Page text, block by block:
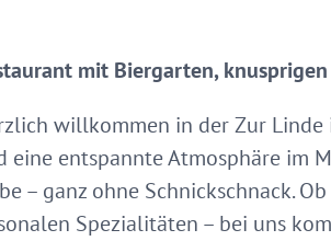
mit Biergarten,
willkommen in der Zur Linde
eine entspannte Atmosphäre im
– ganz ohne Schnickschnack.
Spezialitäten – bei uns